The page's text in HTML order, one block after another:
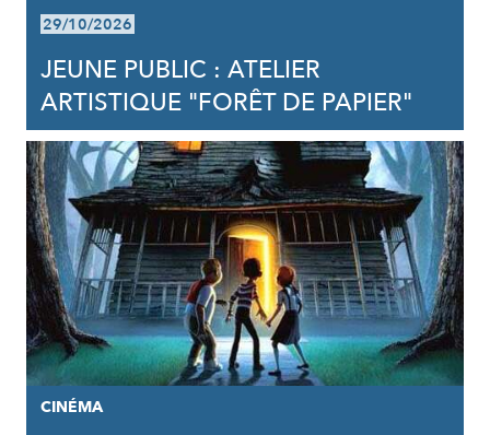
29/10/2026
JEUNE PUBLIC : ATELIER
ARTISTIQUE "FORÊT DE PAPIER"
CINÉMA